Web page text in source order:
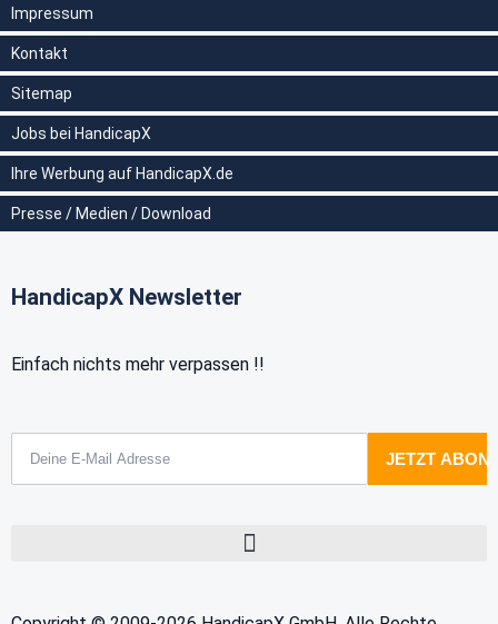
Impressum
Kontakt
Sitemap
Jobs bei HandicapX
Ihre Werbung auf HandicapX.de
Presse / Medien / Download
HandicapX Newsletter
Einfach nichts mehr verpassen !!